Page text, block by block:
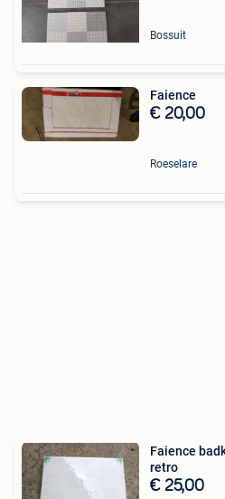
Bossuit
Faience
€ 20,00
Roeselare
Faience
retro
€ 25,00